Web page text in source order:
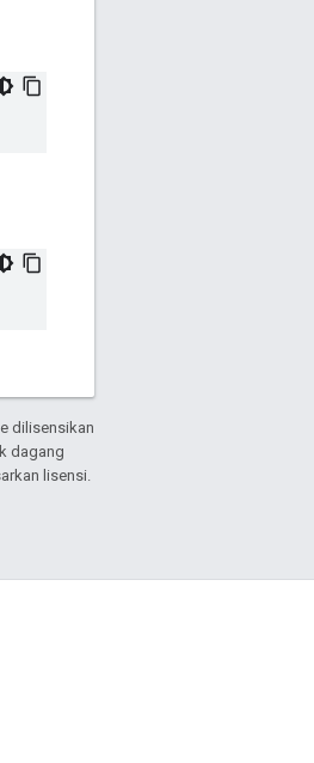
dilisensikan
dagang
lisensi.